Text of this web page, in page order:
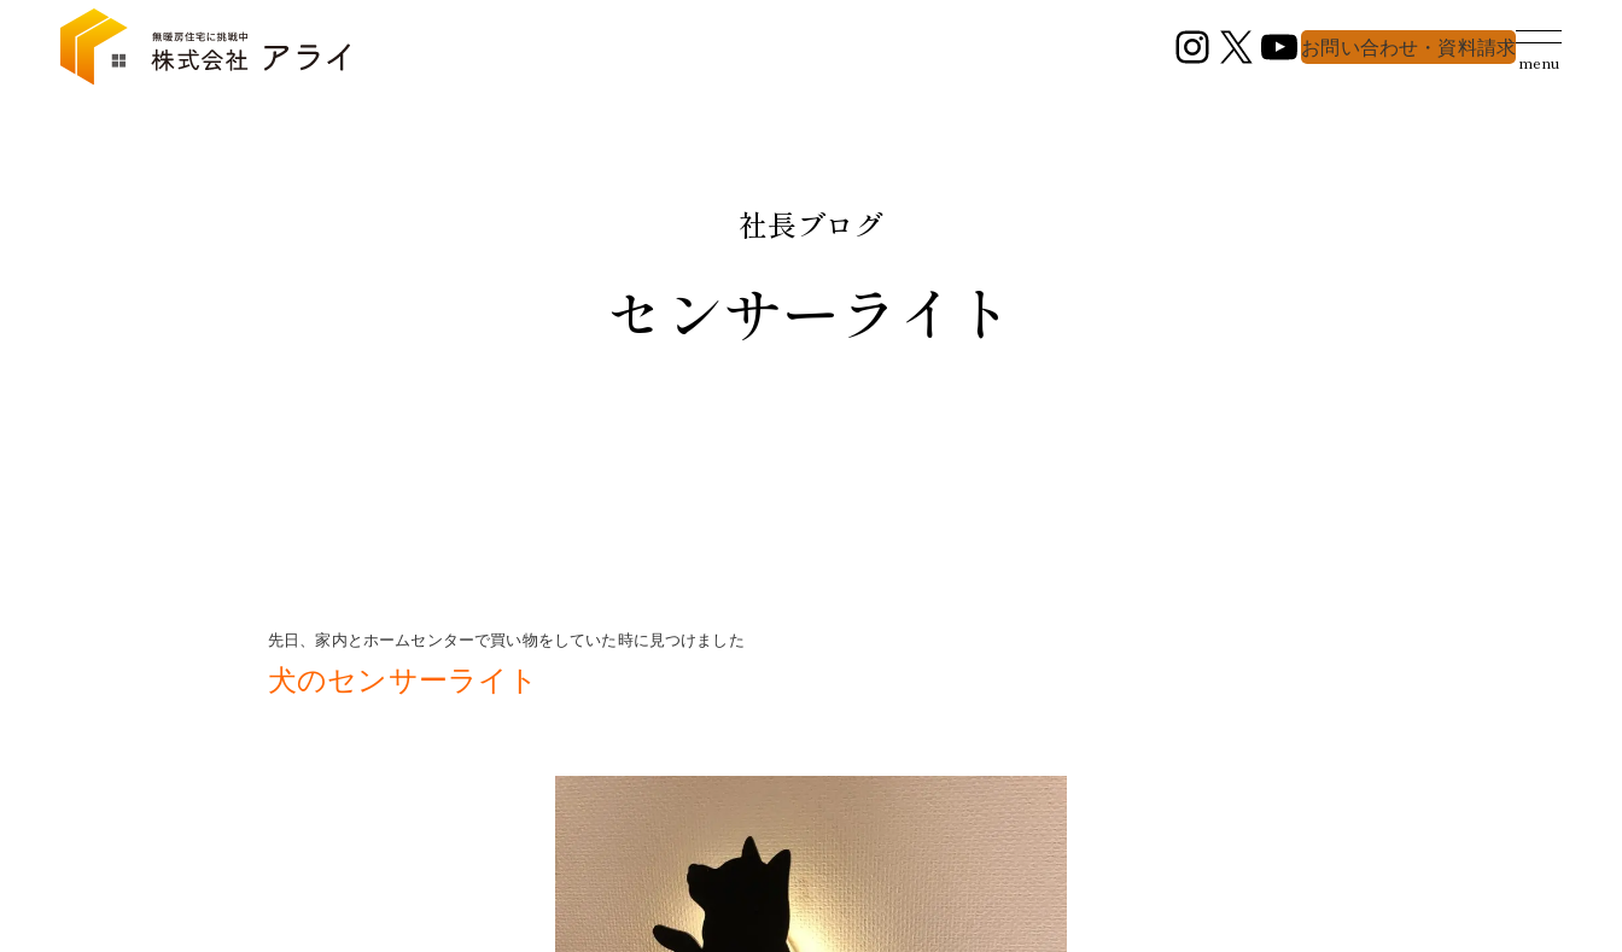
Instagram
X YouTube
お問い合わせ・資料請求
menu
社長ブログ
センサーライト
先日、家内とホームセンターで買い物をしていた時に見つけました
犬のセンサーライト